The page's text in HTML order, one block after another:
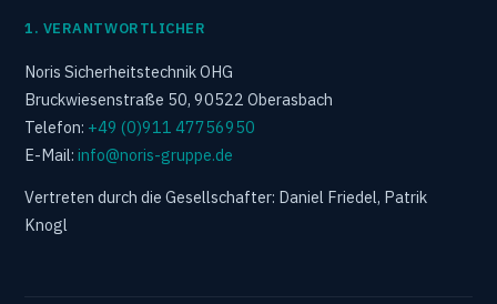
1. VERANTWORTLICHER
Noris Sicherheitstechnik OHG
Bruckwiesenstraße 50, 90522 Oberasbach
Telefon: +49 (0)911 47756950
E-Mail:info@noris-gruppe.de
Vertreten durch die Gesellschafter: Daniel Friedel, Patrik
Knogl